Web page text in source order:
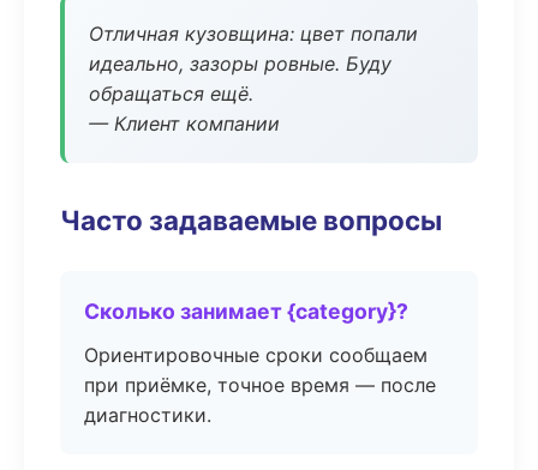
Отличная кузовщина: цвет попали
идеально, зазоры ровные. Буду
обращаться ещё.
— Клиент компании
Часто задаваемые вопросы
Сколько занимает {category}?
Ориентировочные сроки сообщаем
при приёмке, точное время — после
диагностики.